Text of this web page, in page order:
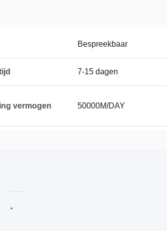
Bespreekbaar
7-15 dagen
vermogen 50000M/DAY